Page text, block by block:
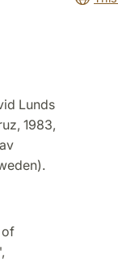
Lunds
1983,
of